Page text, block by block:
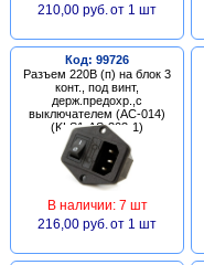
210,00 руб. от 1 шт
Код: 99726
Разъем 220В (п) на блок 3
конт., под винт,
держ.предохр.,с
выключателем (AC-014)
(KLS1-AS-303-1)
В наличии: 7 шт
216,00 руб. от 1 шт